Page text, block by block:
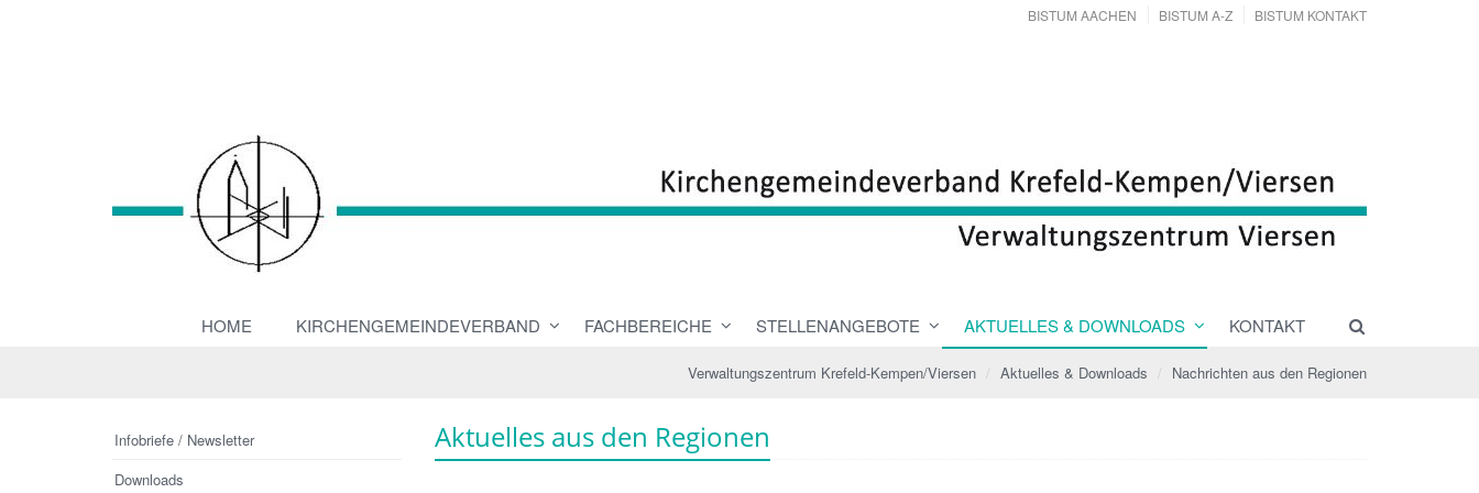
BISTUM AACHEN BISTUM A-Z BISTUM KONTAKT
HOME KIRCHENGEMEINDEVERBAND FACHBEREICHE STELLENANGEBOTE AKTUELLES & DOWNLOADS KONTAKT
Verwaltungszentrum Krefeld-Kempen/Viersen Aktuelles & Downloads Nachrichten aus den Regionen
Aktuelles aus den Regionen
Infobriefe / Newsletter
Downloads